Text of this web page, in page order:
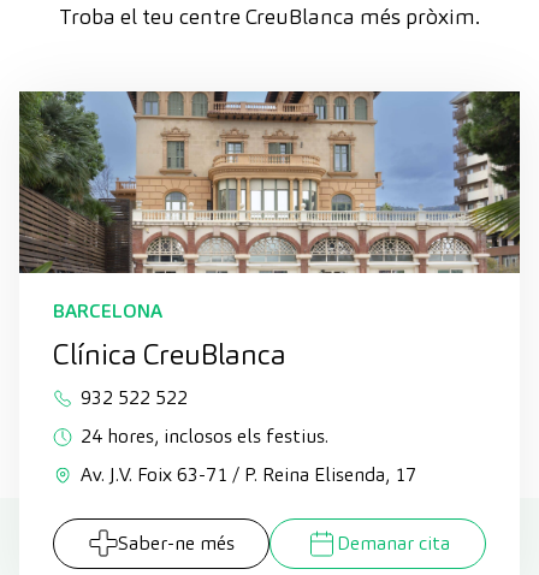
Troba el teu centre CreuBlanca més pròxim.
BARCELONA
Clínica CreuBlanca
932 522 522
24 hores, inclosos els festius.
Av. J.V. Foix 63-71 / P. Reina Elisenda, 17
Saber-ne més Demanar cita